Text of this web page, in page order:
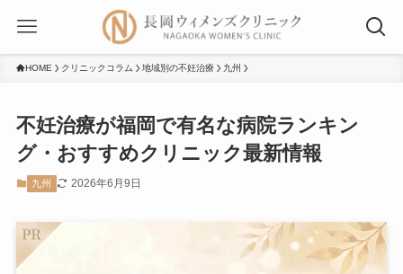
HOME クリニックコラム 地域別の不妊治療 九州
不妊治療が福岡で有名な病院ランキン
グ・おすすめクリニック最新情報
九州 2026年6月9日